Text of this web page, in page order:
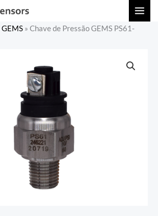
GEMS » Chave de Pressão GEMS PS61-